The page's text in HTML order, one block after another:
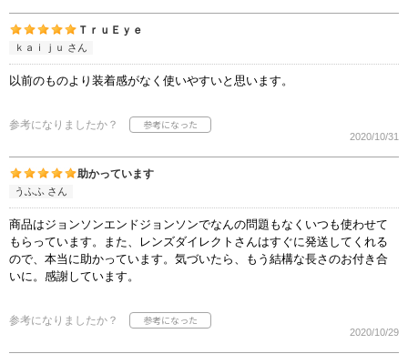
ＴｒｕＥｙｅ
ｋａｉｊｕ さん
以前のものより装着感がなく使いやすいと思います。
参考になりましたか？
2020/10/31
助かっています
うふふ さん
商品はジョンソンエンドジョンソンでなんの問題もなくいつも使わせて
もらっています。また、レンズダイレクトさんはすぐに発送してくれる
ので、本当に助かっています。気づいたら、もう結構な長さのお付き合
いに。感謝しています。
参考になりましたか？
2020/10/29